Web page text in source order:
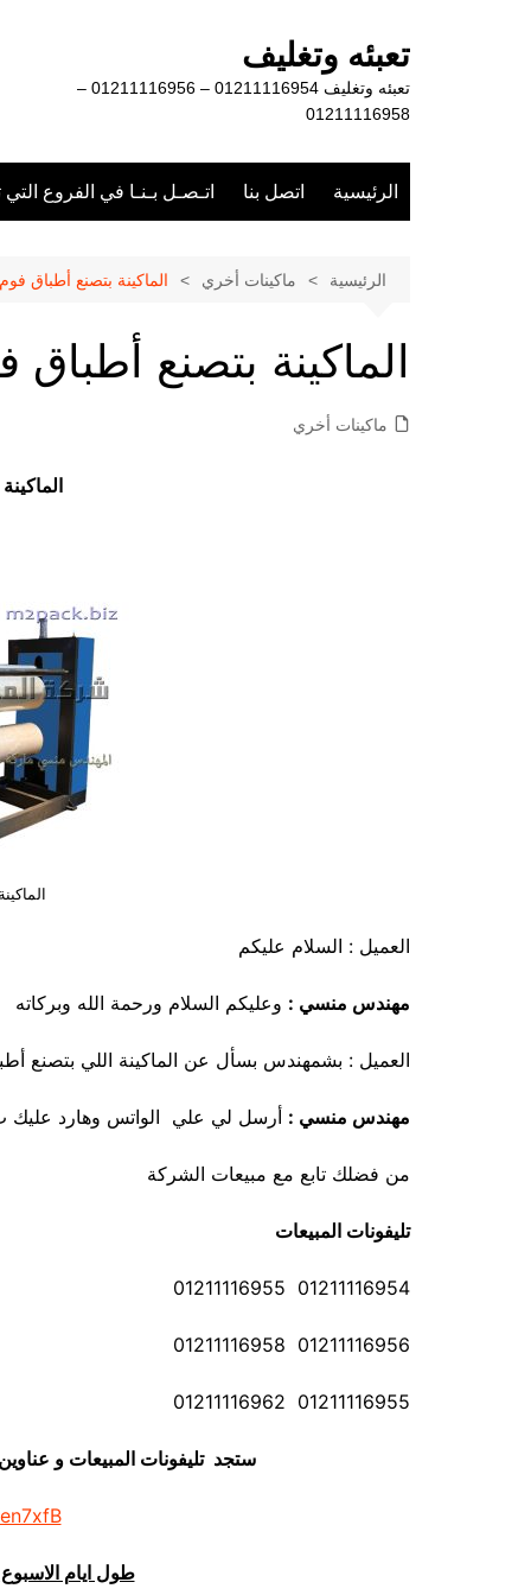
تعبئه وتغليف
تعبئه وتغليف 01211116954 – 01211116956 –
01211116958
الرئيسية اتصل بنا اتـصـل بـنـا في الفروع
الرئيسية ماكينات أخري الماكينة بتصنع أطباق فوم
الماكينة بتصنع أطباق
ماكينات أخري
العميل : السلام عليكم
مهندس منسي : وعليكم السلام ورحمة الله وبركاته
العميل : بشمهندس بسأل عن الماكينة اللي بتصنع
مهندس منسي : أرسل لي علي الواتس وهارد عليك ب
من فضلك تابع مع مبيعات الشركة
تليفونات المبيعات
01211116954 01211116955
01211116956 01211116958
01211116955 01211116962
ستجد تليفونات المبيعات و
طول ايام